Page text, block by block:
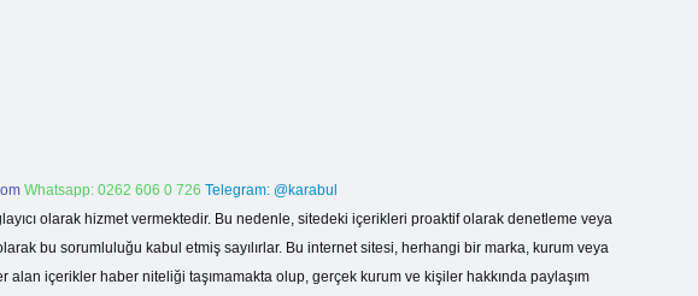
Whatsapp: 0262 606 0 726 Telegram: @karabul
olarak hizmet vermektedir. Bu nedenle, sitedeki içerikleri proaktif olarak denetleme veya
bu sorumluluğu kabul etmiş sayılırlar. Bu internet sitesi, herhangi bir marka, kurum veya
alan içerikler haber niteliği taşımamakta olup, gerçek kurum ve kişiler hakkında paylaşım